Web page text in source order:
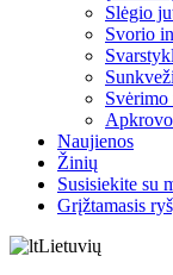
Slėgio
Svorio
Svėrimo
Naujienos
Žinių
Susisiekite su
Grįžtamasis
Lietuvių